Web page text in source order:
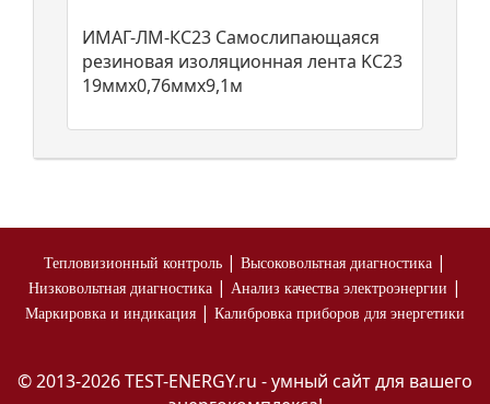
ИМАГ-ЛМ-КС23 Самослипающаяся
резиновая изоляционная лента KC23
19ммх0,76ммх9,1м
Тепловизионный контроль | Высоковольтная диагностика |
Низковольтная диагностика | Анализ качества электроэнергии |
Маркировка и индикация | Калибровка приборов для энергетики
© 2013-2026 TEST-ENERGY.ru - умный сайт для вашего